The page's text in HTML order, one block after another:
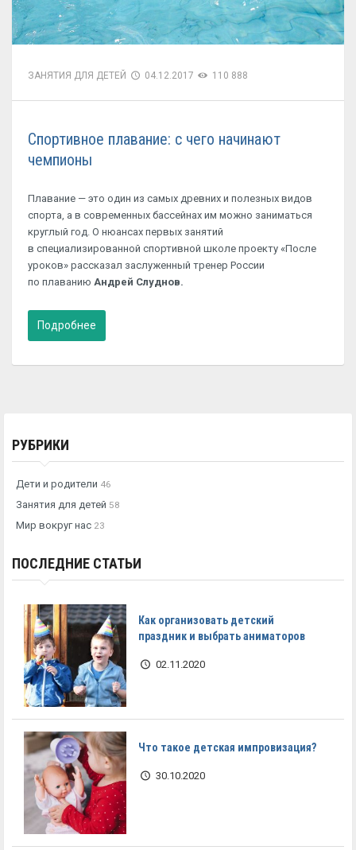
ЗАНЯТИЯ ДЛЯ ДЕТЕЙ 04.12.2017 110 888
Спортивное плавание: с чего начинают
чемпионы
Плавание — это один из самых древних и полезных видов
спорта, а в современных бассейнах им можно заниматься
круглый год. О нюансах первых занятий
в специализированной спортивной школе проекту «После
уроков» рассказал заслуженный тренер России
по плаванию Андрей Слуднов.
Подробнее
РУБРИКИ
Дети и родители 46
Занятия для детей 58
Мир вокруг нас 23
ПОСЛЕДНИЕ СТАТЬИ
Как организовать детский
праздник и выбрать аниматоров
02.11.2020
Что такое детская импровизация?
30.10.2020